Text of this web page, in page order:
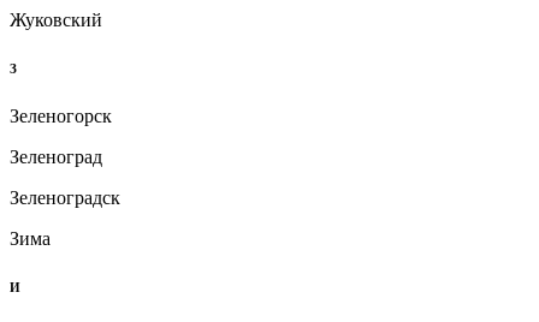
Жуковский
З
Зеленогорск
Зеленоград
Зеленоградск
Зима
И